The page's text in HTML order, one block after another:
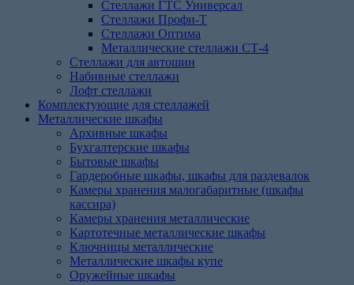
Стеллажи ГТС Универсал
Стеллажи Профи-Т
Стеллажи Оптима
Металлические стеллажи СТ-4
Стеллажи для автошин
Набивные стеллажи
Лофт стеллажи
Комплектующие для стеллажей
Металлические шкафы
Архивные шкафы
Бухгалтерские шкафы
Бытовые шкафы
Гардеробные шкафы, шкафы для раздевалок
Камеры хранения малогабаритные (шкафы
кассира)
Камеры хранения металлические
Картотечные металлические шкафы
Ключницы металлические
Металлические шкафы купе
Оружейные шкафы